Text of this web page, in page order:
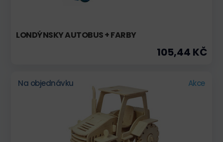
LONDÝNSKY AUTOBUS + FARBY
105,44 KČ
Na objednávku Akce